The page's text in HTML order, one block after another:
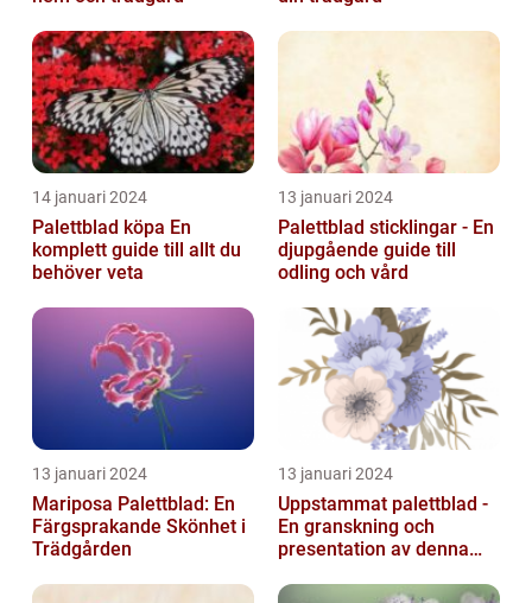
14 januari 2024
Palettblad köpa En
komplett guide till allt du
behöver veta
13 januari 2024
Palettblad sticklingar - En
djupgående guide till
odling och vård
13 januari 2024
Mariposa Palettblad: En
Färgsprakande Skönhet i
Trädgården
13 januari 2024
Uppstammat palettblad -
En granskning och
presentation av denna